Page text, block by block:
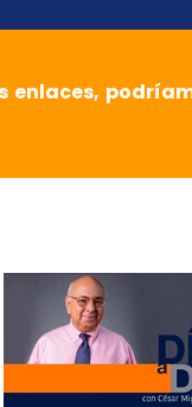
enlaces,